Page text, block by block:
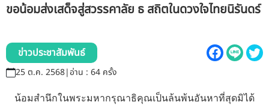
บุคลากรสถาบัน
ระบบสารสนเทศ (ใน)
ติดต่อเรา
ขอน้อมส่งเสด็จสู่สวรรคาลัย ธ สถิตในดวงใจไทยนิรันดร์
ข่าวประชาสัมพันธ์
25 ต.ค. 2568|อ่าน : 64 ครั้ง
น้อมสำนึกในพระมหากรุณาธิคุณเป็นล้นพ้นอันหาที่สุดมิได้